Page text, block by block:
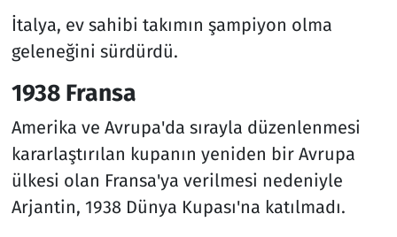
İtalya, ev sahibi takımın şampiyon olma
geleneğini sürdürdü.
1938 Fransa
Amerika ve Avrupa'da sırayla düzenlenmesi
kararlaştırılan kupanın yeniden bir Avrupa
ülkesi olan Fransa'ya verilmesi nedeniyle
Arjantin, 1938 Dünya Kupası'na katılmadı.